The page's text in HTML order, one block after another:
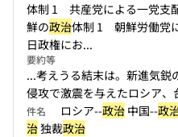
体制 1 共産党による一党支
鮮の政治体制 1 朝鮮労働党
日政権にお...
要約等
...考えうる結末は。新進気鋭
侵攻で激震を与えたロシア、
件名 ロシア--政治 中国--政
治独裁政治